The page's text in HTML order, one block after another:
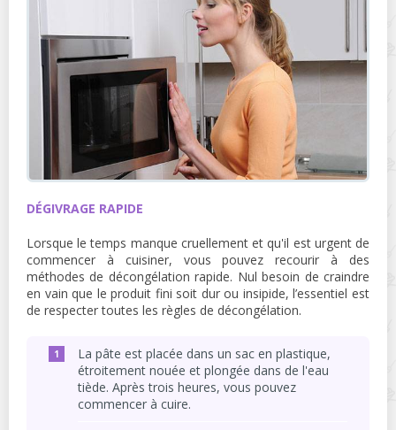
DÉGIVRAGE RAPIDE
Lorsque le temps manque cruellement et qu'il est urgent de
commencer à cuisiner, vous pouvez recourir à des
méthodes de décongélation rapide. Nul besoin de craindre
en vain que le produit fini soit dur ou insipide, l’essentiel est
de respecter toutes les règles de décongélation.
La pâte est placée dans un sac en plastique,
étroitement nouée et plongée dans de l'eau
tiède. Après trois heures, vous pouvez
commencer à cuire.